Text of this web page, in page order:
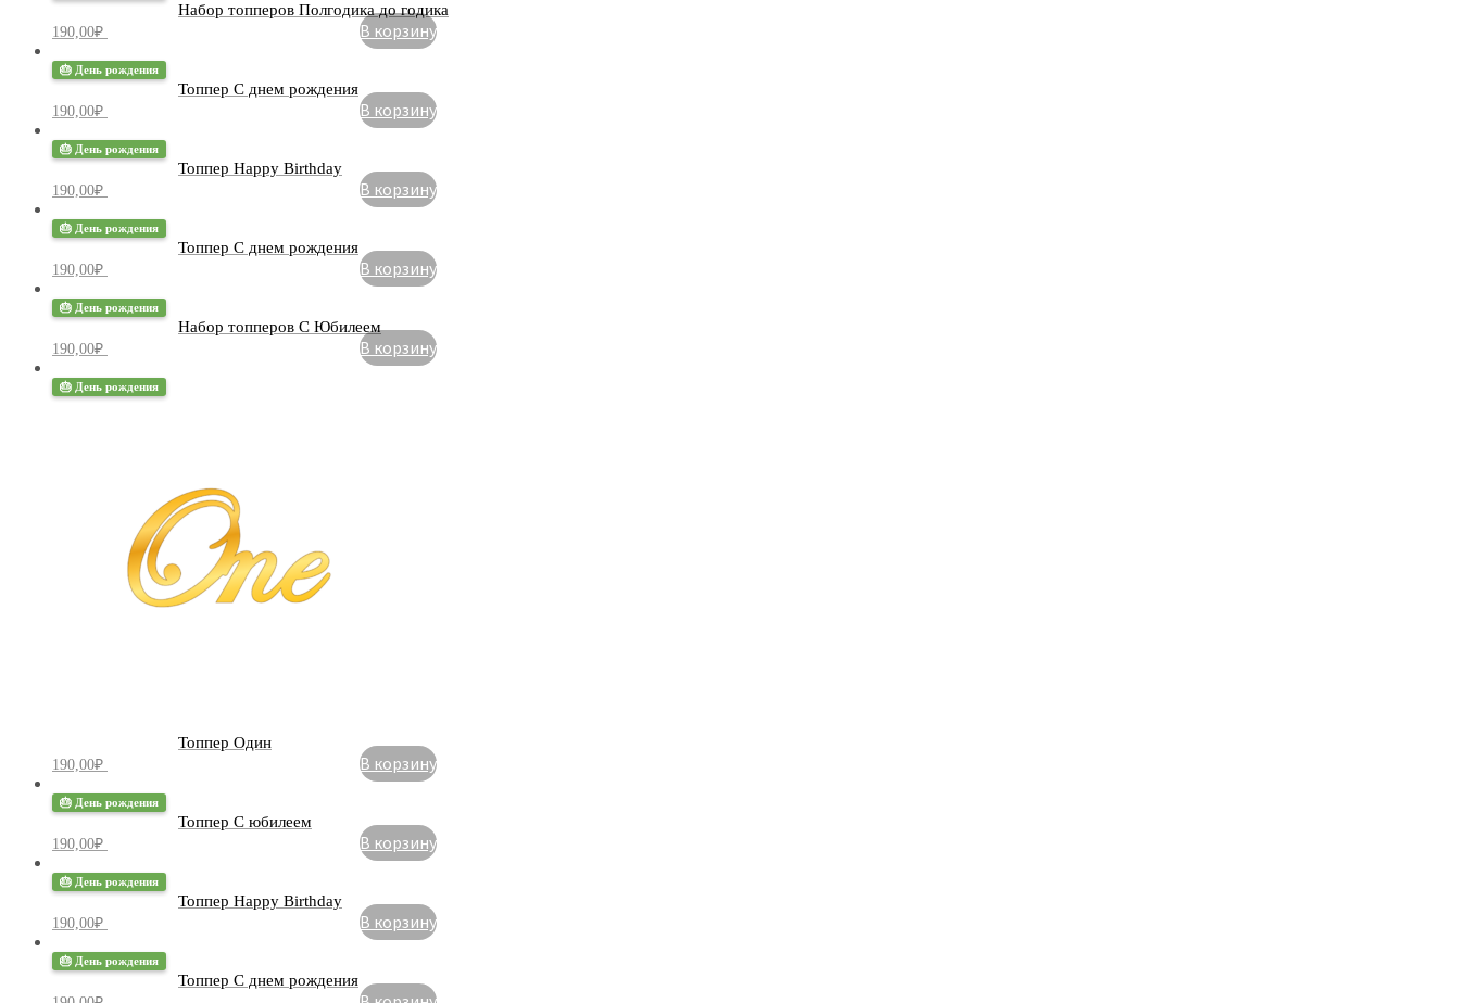
Набор топперов Полгодика до годика
190,00₽ В корзину
🎂 День рождения
Топпер С днем рождения
190,00₽ В корзину
🎂 День рождения
Топпер Happy Birthday
190,00₽ В корзину
🎂 День рождения
Топпер С днем рождения
190,00₽ В корзину
🎂 День рождения
Набор топперов С Юбилеем
190,00₽ В корзину
🎂 День рождения
Топпер Один
190,00₽ В корзину
🎂 День рождения
Топпер С юбилеем
190,00₽ В корзину
🎂 День рождения
Топпер Happy Birthday
190,00₽ В корзину
🎂 День рождения
Топпер С днем рождения